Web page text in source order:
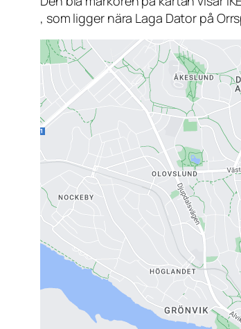
, som ligger nära Laga Dator på